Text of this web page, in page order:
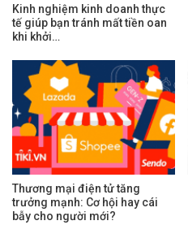
Kinh nghiệm kinh doanh thực
tế giúp bạn tránh mất tiền oan
khi khởi…
Thương mại điện tử tăng
trưởng mạnh: Cơ hội hay cái
bẫy cho người mới?